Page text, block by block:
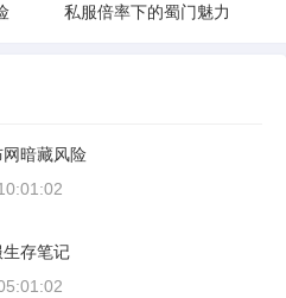
私服倍率下的蜀门魅力
暗藏风险
存笔记